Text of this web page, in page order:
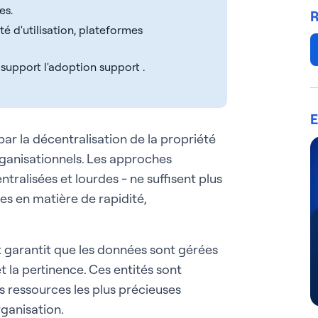
d'utilisation, plateformes
l'adoption support .
la décentralisation de la propriété
Les approches
et lourdes - ne suffisent plus
en matière de rapidité,
que les données sont gérées
la pertinence. Ces entités sont
les plus précieuses